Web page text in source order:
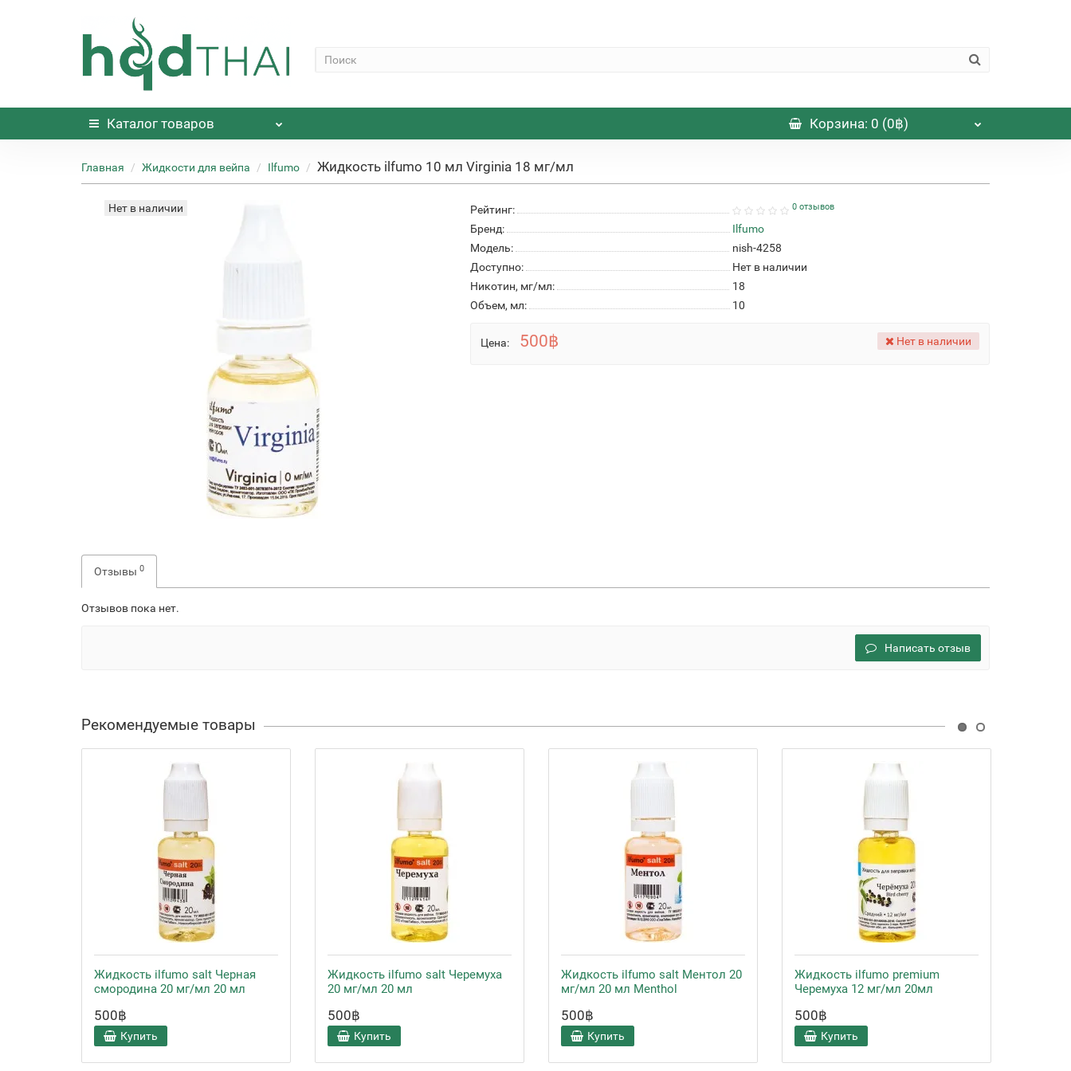
Каталог товаров Корзина: 0 (0฿)
Главная Жидкости для вейпа Ilfumo Жидкость ilfumo 10 мл Virginia 18 мг/мл
Нет в наличии Рейтинг: 0 отзывов
Бренд:
Ilfumo
Модель:
nish-4258
Доступно:
Нет в наличии
Никотин, мг/мл:
18
Объем, мл:
10
Цена: 500฿ Нет в наличии
Отзывы 0
Отзывов пока нет.
Написать отзыв
Рекомендуемые товары
Жидкость ilfumo salt Черная
смородина 20 мг/мл 20 мл
500฿
Купить
Жидкость ilfumo salt Черемуха
20 мг/мл 20 мл
500฿
Купить
Жидкость ilfumo salt Ментол 20
мг/мл 20 мл Menthol
500฿
Купить
Жидкость ilfumo premium
Черемуха 12 мг/мл 20мл
500฿
Купить